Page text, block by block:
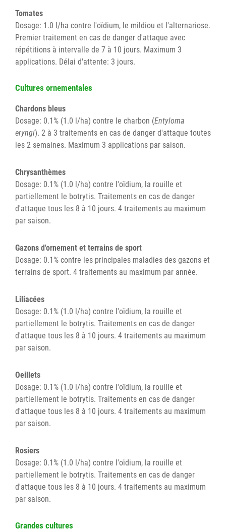
Tomates
Dosage: 1.0 l/ha contre l'oïdium, le mildiou et l'alternariose.
Premier traitement en cas de danger d'attaque avec
répétitions à intervalle de 7 à 10 jours. Maximum 3
applications. Délai d'attente: 3 jours.
Cultures ornementales
Chardons bleus
Dosage: 0.1% (1.0 l/ha) contre le charbon (Entyloma
eryngi). 2 à 3 traitements en cas de danger d'attaque toutes
les 2 semaines. Maximum 3 applications par saison.
Chrysanthèmes
Dosage: 0.1% (1.0 l/ha) contre l'oïdium, la rouille et
partiellement le botrytis. Traitements en cas de danger
d'attaque tous les 8 à 10 jours. 4 traitements au maximum
par saison.
Gazons d'ornement et terrains de sport
Dosage: 0.1% contre les principales maladies des gazons et
terrains de sport. 4 traitements au maximum par année.
Liliacées
Dosage: 0.1% (1.0 l/ha) contre l'oïdium, la rouille et
partiellement le botrytis. Traitements en cas de danger
d'attaque tous les 8 à 10 jours. 4 traitements au maximum
par saison.
Oeillets
Dosage: 0.1% (1.0 l/ha) contre l'oïdium, la rouille et
partiellement le botrytis. Traitements en cas de danger
d'attaque tous les 8 à 10 jours. 4 traitements au maximum
par saison.
Rosiers
Dosage: 0.1% (1.0 l/ha) contre l'oïdium, la rouille et
partiellement le botrytis. Traitements en cas de danger
d'attaque tous les 8 à 10 jours. 4 traitements au maximum
par saison.
Grandes cultures